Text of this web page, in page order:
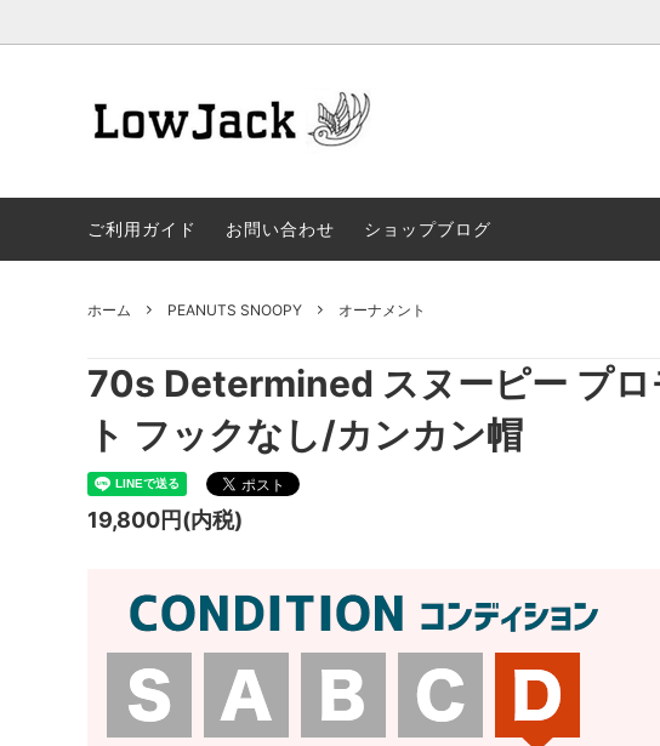
Shoes Accessory
ご利用ガイド お問い合わせ ショップブログ
ホーム PEANUTS SNOOPY オーナメント
70s Determined スヌーピー プロ
ト フックなし/カンカン帽
19,800円(内税)